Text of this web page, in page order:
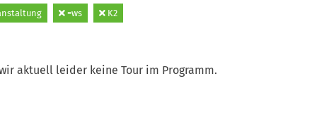
=ws K2
aktuell leider keine Tour im Programm.